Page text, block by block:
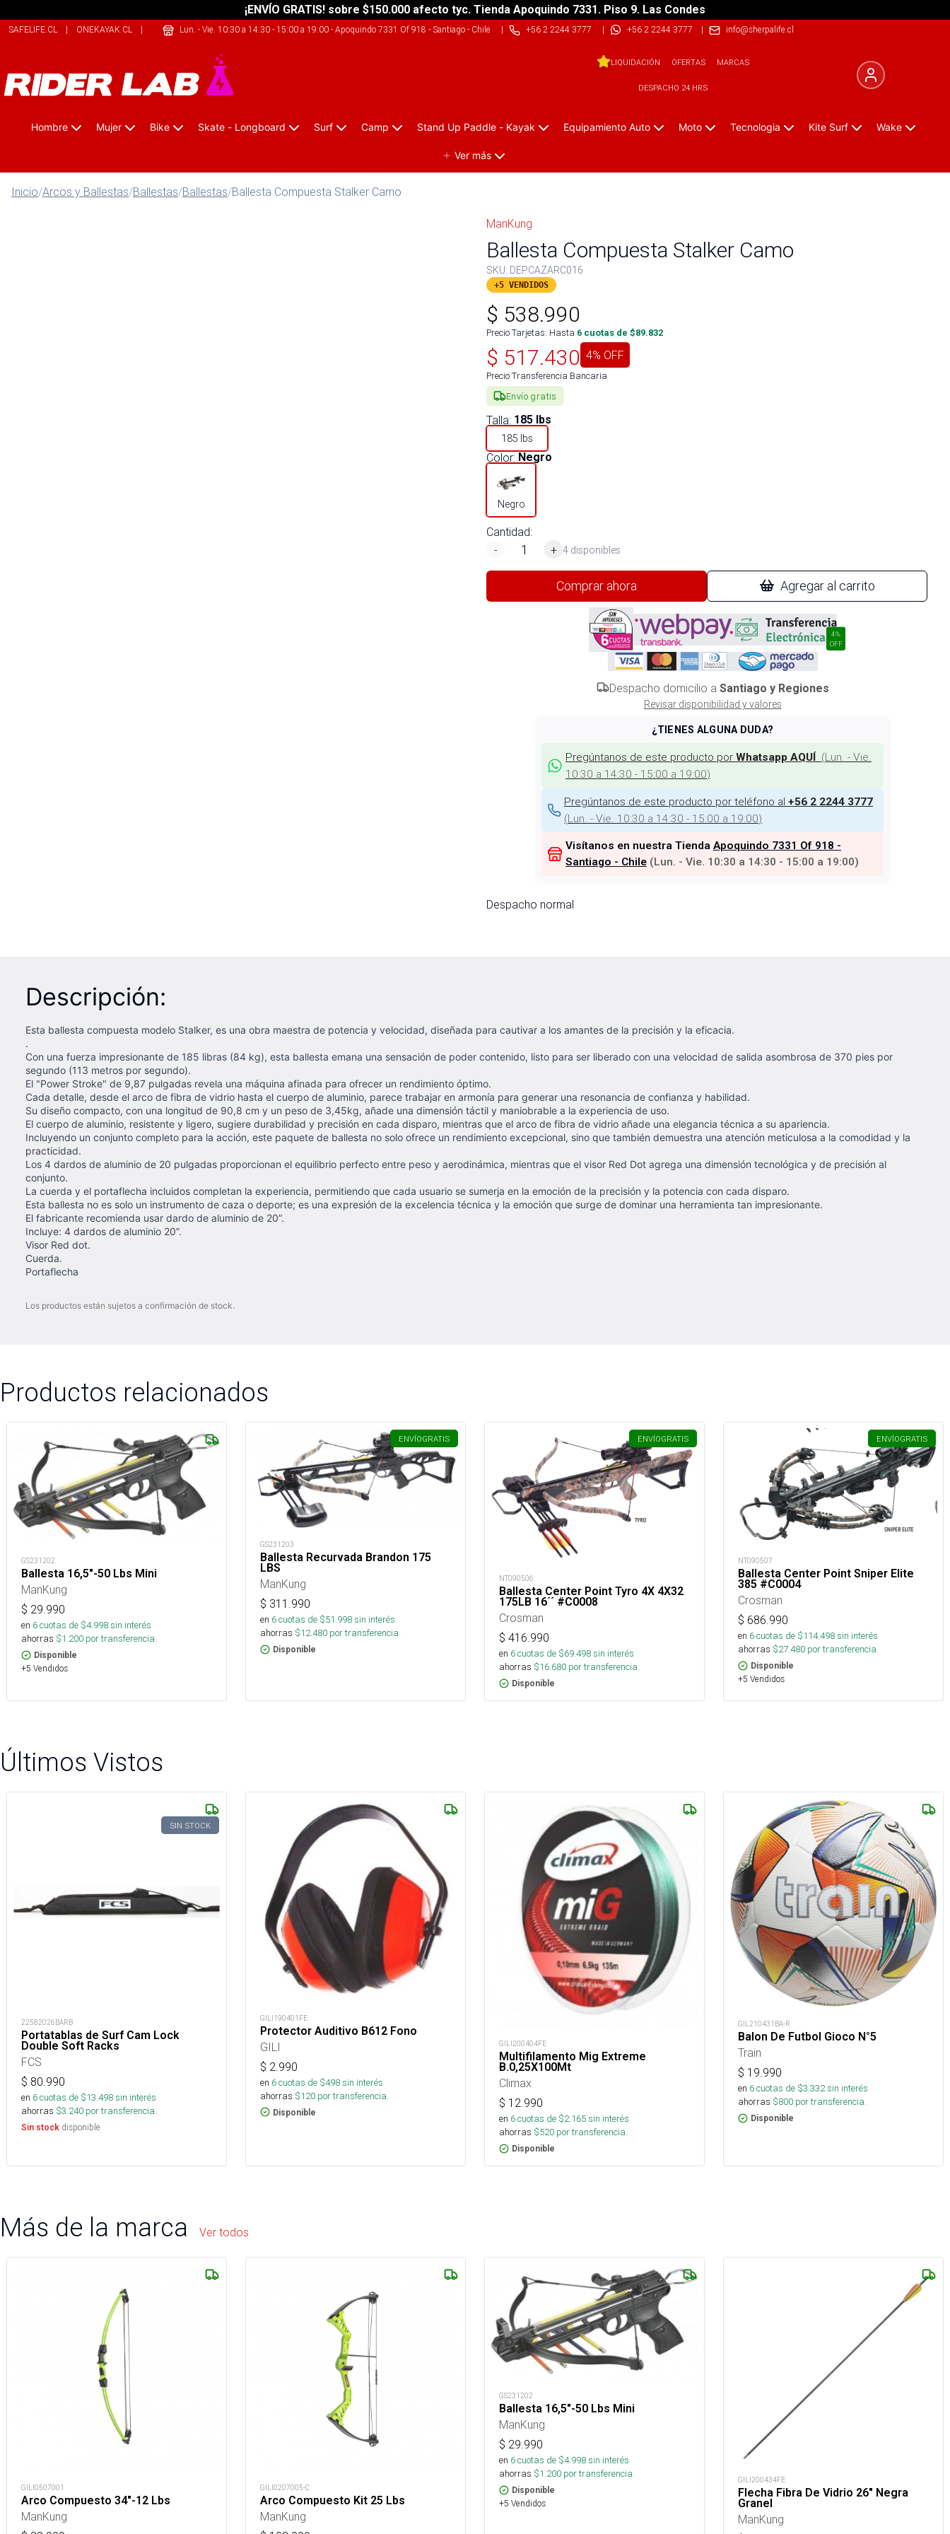
¡ENVÍO GRATIS! sobre $150.000 afecto tyc. Tienda Apoquindo 7331. Piso 9. Las Condes
SAFELIFE.CL | ONEKAYAK.CL | SHERPALIFE.COM.AR
Lun. - Vie. 10:30 a 14:30 - 15:00 a 19:00- Apoquindo 7331 Of 918 - Santiago - Chile| +56 2 2244 3777 | +56 2 2244 3777 | info@sherpalife.cl
LIQUIDACIÓN OFERTAS MARCAS
DESPACHO 24 HRS
Hombre Mujer Bike Skate - Longboard Surf Camp Stand Up Paddle - Kayak Equipamiento Auto Moto Tecnologia Kite Surf Wake
Ver más
Inicio/Arcos y Ballestas/Ballestas/Ballestas/Ballesta Compuesta Stalker Camo
ManKung
Ballesta Compuesta Stalker Camo
SKU: DEPCAZARC016
+5 VENDIDOS
$ 538.990
Precio Tarjetas: Hasta 6 cuotas de $89.832
$ 517.430 4% OFF
Precio Transferencia Bancaria
Envío gratis
Talla: 185 lbs
185 lbs
Color: Negro
Negro
Cantidad:
-
+ 4 disponibles
Comprar ahora Agregar al carrito
4%
OFF
Despacho domicilio a Santiago y Regiones
Revisar disponibilidad y valores
¿TIENES ALGUNA DUDA?
Pregúntanos de este producto por Whatsapp AQUÍ (Lun. - Vie.
10:30 a 14:30 - 15:00 a 19:00)
Pregúntanos de este producto por teléfono al +56 2 2244 3777
(Lun. - Vie. 10:30 a 14:30 - 15:00 a 19:00)
Visítanos en nuestra Tienda Apoquindo 7331 Of 918 -
Santiago - Chile (Lun. - Vie. 10:30 a 14:30 - 15:00 a 19:00)
Despacho normal
Descripción:
Esta ballesta compuesta modelo Stalker, es una obra maestra de potencia y velocidad, diseñada para cautivar a los amantes de la precisión y la eficacia.
.
Con una fuerza impresionante de 185 libras (84 kg), esta ballesta emana una sensación de poder contenido, listo para ser liberado con una velocidad de salida asombrosa de 370 pies por
segundo (113 metros por segundo).
El "Power Stroke" de 9,87 pulgadas revela una máquina afinada para ofrecer un rendimiento óptimo.
Cada detalle, desde el arco de fibra de vidrio hasta el cuerpo de aluminio, parece trabajar en armonía para generar una resonancia de confianza y habilidad.
Su diseño compacto, con una longitud de 90,8 cm y un peso de 3,45kg, añade una dimensión táctil y maniobrable a la experiencia de uso.
El cuerpo de aluminio, resistente y ligero, sugiere durabilidad y precisión en cada disparo, mientras que el arco de fibra de vidrio añade una elegancia técnica a su apariencia.
Incluyendo un conjunto completo para la acción, este paquete de ballesta no solo ofrece un rendimiento excepcional, sino que también demuestra una atención meticulosa a la comodidad y la
practicidad.
Los 4 dardos de aluminio de 20 pulgadas proporcionan el equilibrio perfecto entre peso y aerodinámica, mientras que el visor Red Dot agrega una dimensión tecnológica y de precisión al
conjunto.
La cuerda y el portaflecha incluidos completan la experiencia, permitiendo que cada usuario se sumerja en la emoción de la precisión y la potencia con cada disparo.
Esta ballesta no es solo un instrumento de caza o deporte; es una expresión de la excelencia técnica y la emoción que surge de dominar una herramienta tan impresionante.
El fabricante recomienda usar dardo de aluminio de 20”.
Incluye: 4 dardos de aluminio 20”.
Visor Red dot.
Cuerda.
Portaflecha
Los productos están sujetos a confirmación de stock.
Productos relacionados
GS231202
Ballesta 16,5"-50 Lbs Mini
ManKung
$ 29.990
en 6cuotas de $4.998sin interés
ahorras $1.200 por transferencia.
Disponible
+5 Vendidos
ENVÍOGRATIS
GS231203
Ballesta Recurvada Brandon 175
LBS
ManKung
$ 311.990
en 6cuotas de $51.998sin interés
ahorras $12.480 por transferencia.
Disponible
ENVÍOGRATIS
NT090506
Ballesta Center Point Tyro 4X 4X32
175LB 16´´ #C0008
Crosman
$ 416.990
en 6cuotas de $69.498sin interés
ahorras $16.680 por transferencia.
Disponible
ENVÍOGRATIS
NT090507
Ballesta Center Point Sniper Elite
385 #C0004
Crosman
$ 686.990
en 6cuotas de $114.498sin interés
ahorras $27.480 por transferencia.
Disponible
+5 Vendidos
Últimos Vistos
SIN STOCK
22582026BARB
Portatablas de Surf Cam Lock
Double Soft Racks
FCS
$ 80.990
en 6cuotas de $13.498sin interés
ahorras $3.240 por transferencia.
Sin stock disponible
GILI190401FE
Protector Auditivo B612 Fono
GILI
$ 2.990
en 6cuotas de $498sin interés
ahorras $120 por transferencia.
Disponible
GILI200404FE
Multifilamento Mig Extreme
B.0,25X100Mt
Climax
$ 12.990
en 6cuotas de $2.165sin interés
ahorras $520 por transferencia.
Disponible
GIL210431BA-R
Balon De Futbol Gioco N°5
Train
$ 19.990
en 6cuotas de $3.332sin interés
ahorras $800 por transferencia.
Disponible
Más de la marca Ver todos
GILI0507001
Arco Compuesto 34"-12 Lbs
ManKung
GILI0207005-C
Arco Compuesto Kit 25 Lbs
ManKung
GS231202
Ballesta 16,5"-50 Lbs Mini
ManKung
$ 29.990
en 6cuotas de $4.998sin interés
ahorras $1.200 por transferencia.
Disponible
+5 Vendidos
GILI200434FE
Flecha Fibra De Vidrio 26" Negra
Granel
ManKung